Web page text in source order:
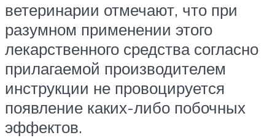
ветеринарии отмечают, что при
разумном применении этого
лекарственного средства согласно
прилагаемой производителем
инструкции не провоцируется
появление каких-либо побочных
эффектов.